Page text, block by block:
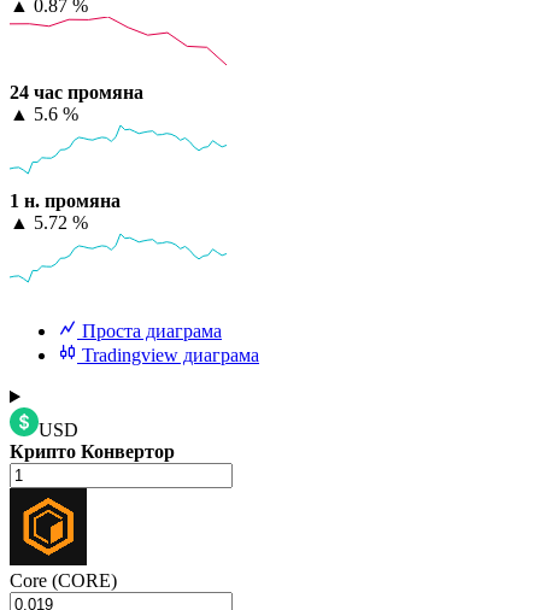
▲ 0.87 %
24 час промяна
▲ 5.6 %
1 н. промяна
▲ 5.72 %
Проста диаграма
Tradingview диаграма
USD
Крипто Конвертор
Core (CORE)